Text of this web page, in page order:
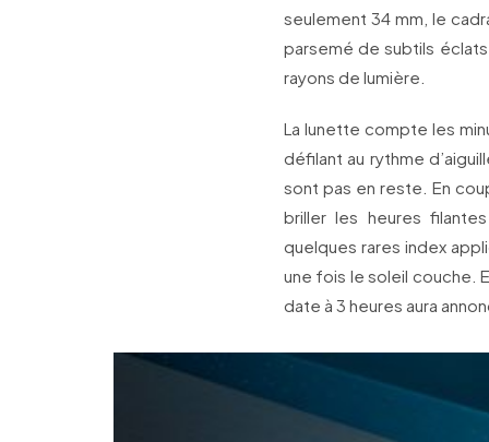
seulement 34 mm, le
parsemé de subtils
rayons de lumière.
La lunette compte les
défilant au rythme
sont pas en reste. En
briller les heures
quelques rares index
une fois le soleil couche.
date à 3 heures aura